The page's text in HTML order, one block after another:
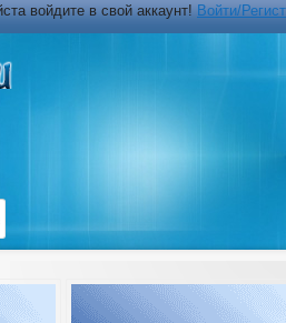
войдите в свой аккаунт!Войти/